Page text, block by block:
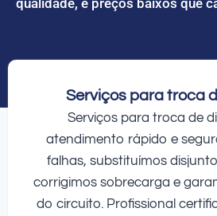
Serviços para troca
Serviços para troca de
atendimento rápido e
falhas, substituímos
corrigimos sobrecarga e
do circuito. Profissional